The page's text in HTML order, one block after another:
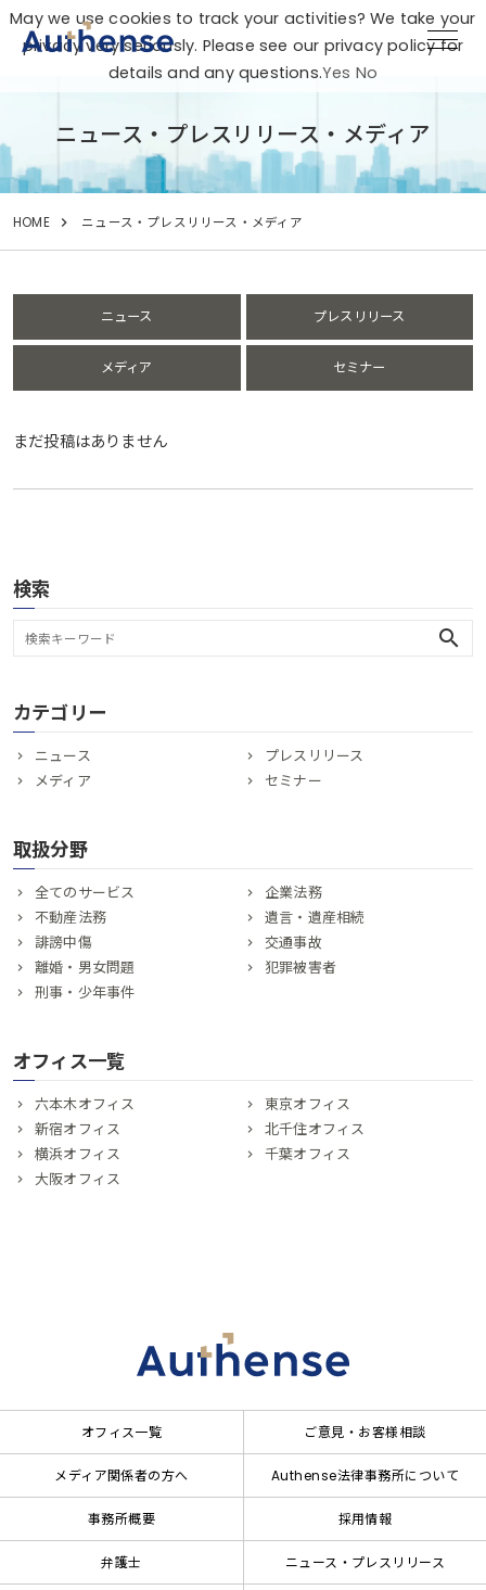
ニュース・プレスリリース・メディア
HOME ニュース・プレスリリース・メディア
ニュース プレスリリース
メディア セミナー
まだ投稿はありません
検索
search
カテゴリー
ニュース
プレスリリース
メディア
セミナー
取扱分野
全てのサービス
企業法務
不動産法務
遺言・遺産相続
誹謗中傷
交通事故
離婚・男女問題
犯罪被害者
刑事・少年事件
オフィス一覧
六本木オフィス
東京オフィス
新宿オフィス
北千住オフィス
横浜オフィス
千葉オフィス
大阪オフィス
オフィス一覧 ご意見・お客様相談
メディア関係者の方へ Authense法律事務所について
事務所概要 採用情報
弁護士 ニュース・プレスリリース
May we use cookies to track your activities? We take your
privacy very seriously. Please see our privacy policy for
details and any questions.Yes No